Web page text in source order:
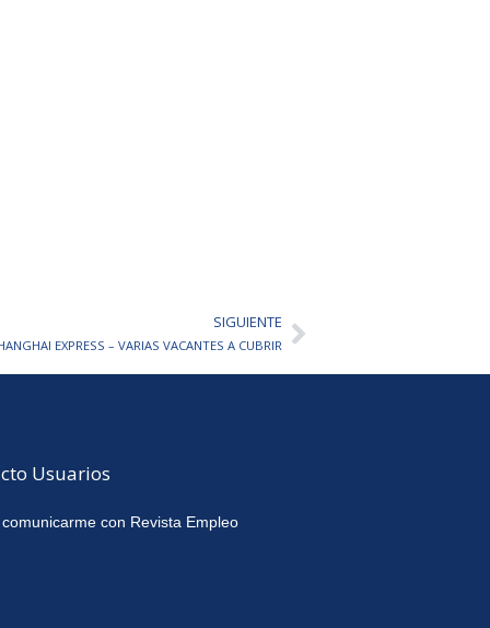
SIGUIENTE
EXPRESS – VARIAS VACANTES A CUBRIRSiguiente
Usuarios
con Revista Empleo